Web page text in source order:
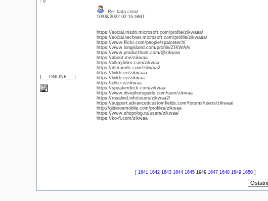
: 0
{___ONLINE___}
Re: kata creat
10/06/2022 02:16 GMT
https://social.msdn.microsoft.com/profile/zikwaaa/
https://social.technet.microsoft.com/profile/zikwaaa/
https://www.flickr.com/people/spaicetech/
https://www.longisland.com/profile/ZIKWAA/
https://www.producthunt.com/@zikwaa
https://about.me/zikwaa
https://allmylinks.com/zikwaa
https://itsmyurls.com/zikwaa2
https://linktr.ee/zikwaaa
https://linktr.ee/zikwaa
https://ello.co/zikwaa
https://speakerdeck.com/zikwaa
https://www.divephotoguide.com/user/zikwaa
https://rosalind.info/users/zikwaa2/
https://support.advancedcustomfields.com/forums/users/zikwaa/
http://giderosmobile.com/profiles/zikwaa
https://www.shopolog.ru/users/zikwaa/
https://ko-fi.com/zikwaa
[ 1641 1642 1643 1644 1645 1646 1647 1648 1649 1650]